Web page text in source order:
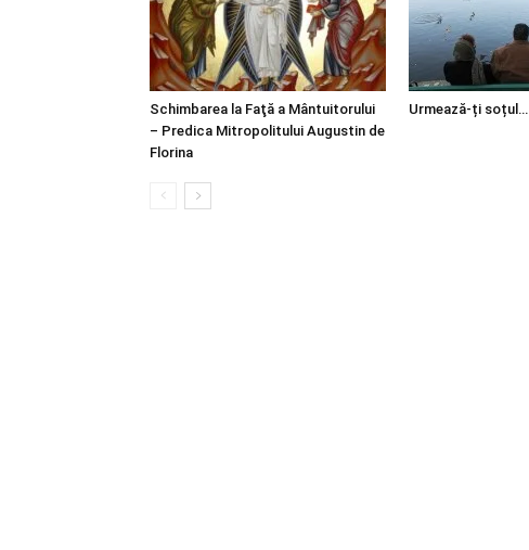
Schimbarea la Faţă a Mântuitorului
– Predica Mitropolitului Augustin de
Florina
Urmează-ți soțul…